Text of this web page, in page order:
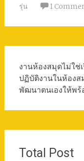
รุ่น
1
งานห้องสมุดไม่ใช่
ปฏิบัติงานในห้องส
พัฒนาตนเองให้พร้
Total Post